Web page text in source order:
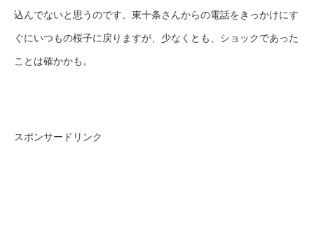
込んでないと思うのです。東十条さんからの電話をきっかけにす
ぐにいつもの桜子に戻りますが、少なくとも、ショックであった
ことは確かかも。
スポンサードリンク